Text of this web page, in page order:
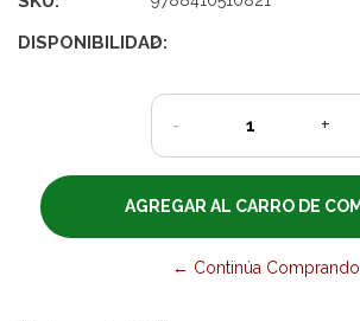
DISPONIBILIDAD:
2
- +
← Continúa Comprando